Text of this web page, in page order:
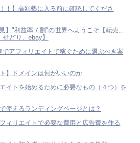
！】高額塾に入る前に確認してくださ
】"利益率７割"の世界へようこそ【転売、
どり、ebay】
でアフィリエイトで稼ぐために選ぶべき案
】ドメインは何がいいのか
イトを始めるために必要なもの（４つ）を
使えるランディングページとは？
ィリエイトで必要な費用と広告費を作る